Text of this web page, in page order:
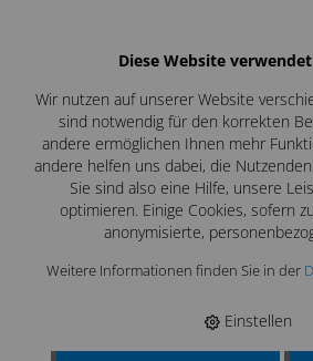
Diese Website
Wir nutzen auf unserer Website
sind notwendig für den korrekten
andere ermöglichen Ihnen mehr
andere helfen uns dabei, die
Sie sind also eine Hilfe, unsere
optimieren. Einige Cookies, sofern
anonymisierte,
Weitere Informationen finden Sie in der
Einstellen